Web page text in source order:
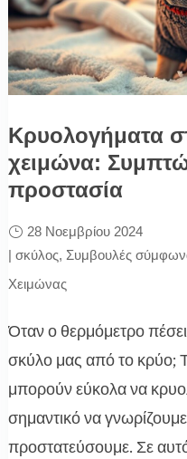
Κρυολογήματα
χειμώνα:
προστασία
28 Νοεμβρίου 2024
| σκύλος, Συμβουλές
Χειμώνας
Όταν ο θερμόμετρο
σκύλο μας από το κρύο;
μπορούν εύκολα να
σημαντικό να
προστατεύσουμε. Σε